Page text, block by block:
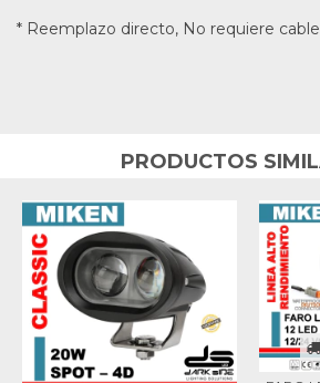
* Reemplazo directo, No requiere
PRODUCTOS